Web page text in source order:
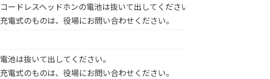
コードレスヘッドホンの電池は抜いて出してください。
充電式のものは、役場にお問い合わせください。
電池は抜いて出してください。
充電式のものは、役場にお問い合わせください。